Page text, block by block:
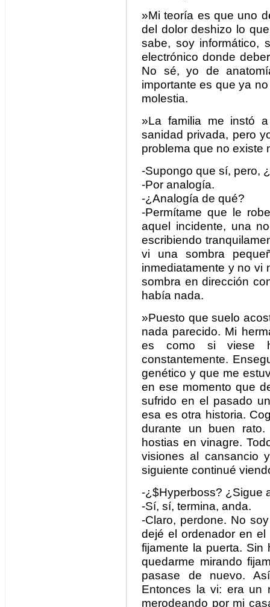
»Mi teoría es que uno
del dolor deshizo lo
sabe, soy informático,
electrónico donde
No sé, yo de
importante es que ya
molestia.
»La familia me instó
sanidad privada, pero
problema que no existe
-Supongo que sí, pero,
-Por analogía.
-¿Analogía de qué?
-Permítame que le
aquel incidente, una
escribiendo
vi una sombra
inmediatamente y no vi
sombra en dirección
había nada.
»Puesto que suelo
nada parecido. Mi
es como si viese
constantemente.
genético y que me
en ese momento que
sufrido en el pasado
esa es otra historia.
durante un buen
hostias en vinagre.
visiones al cansancio
siguiente continué
-¿$Hyperboss? ¿Sigue
-Sí, sí, termina, anda.
-Claro, perdone. No
dejé el ordenador en
fijamente la puerta.
quedarme mirando
pasase de nuevo.
Entonces la vi: era un
merodeando por mi